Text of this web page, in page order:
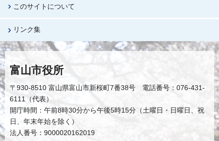
このサイトについて
リンク集
富山市役所
〒930-8510 富山県富山市新桜町7番38号 電話番号：076-431-
6111（代表）
開庁時間：午前8時30分から午後5時15分（土曜日・日曜日、祝
日、年末年始を除く）
法人番号：9000020162019